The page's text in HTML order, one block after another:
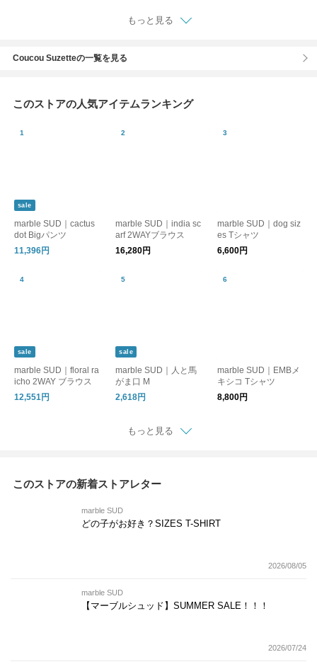
もっと見る
Coucou Suzetteの一覧を見る
このストアの人気アイテムランキング
sale
marble SUD｜cactus
dot Bigパンツ
11,396円
marble SUD｜india sc
arf 2WAYブラウス
16,280円
marble SUD｜dog siz
es Tシャツ
6,600円
sale
marble SUD｜floral ra
icho 2WAY ブラウス
12,551円
sale
marble SUD｜人と馬
がま口 M
2,618円
marble SUD｜EMBメ
キシコ Tシャツ
8,800円
もっと見る
このストアの新着ストアレター
marble SUD
どの子がお好き？SIZES T-SHIRT
2026/08/05
marble SUD
【マーブルシュッド】SUMMER SALE！！！
2026/07/24